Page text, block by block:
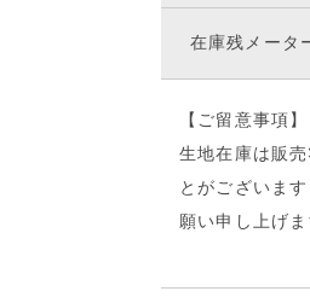
在庫残メータ
【ご留意事項】
生地在庫は販
とがございま
願い申し上げま